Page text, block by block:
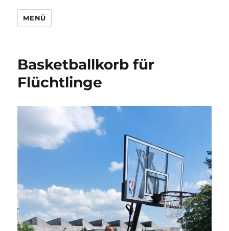
MENÜ
Basketballkorb für
Flüchtlinge